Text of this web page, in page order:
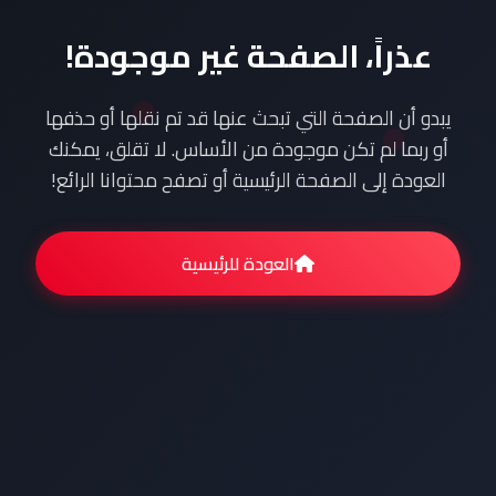
عذراً، الصفحة غير موجودة!
يبدو أن الصفحة التي تبحث عنها قد تم نقلها أو حذفها
أو ربما لم تكن موجودة من الأساس. لا تقلق، يمكنك
العودة إلى الصفحة الرئيسية أو تصفح محتوانا الرائع!
العودة للرئيسية